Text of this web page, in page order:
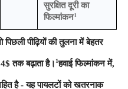
सुरक्षित दूरी का
फिल्मांकन1
पीढ़ियों की तुलना में बेहतर
तक बढ़ाता है। 1हवाई फिल्मांकन में,
है - यह पायलटों को खतरनाक